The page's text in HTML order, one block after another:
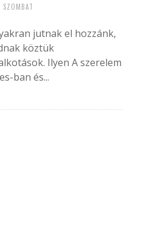
jutnak el hozzánk,
köztük
Ilyen A szerelem
ban és...